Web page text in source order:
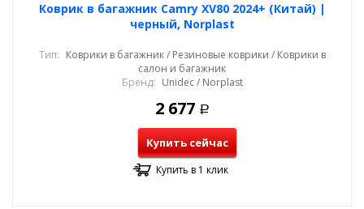
Коврик в багажник Camry XV80 2024+ (Китай) |
черный, Norplast
Тип: Коврики в багажник / Резиновые коврики / Коврики в
салон и багажник
Бренд: Unidec / Norplast
2 677 Р
Купить сейчас
Купить в 1 клик